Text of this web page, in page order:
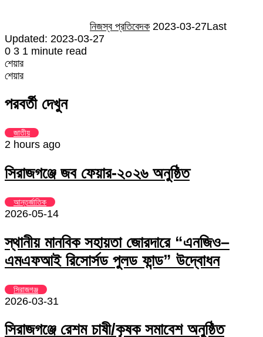
নিজস্ব প্রতিবেদক 2023-03-27Last
Updated: 2023-03-27
0 3 1 minute read
শেয়ার
Facebook
Twitter
LinkedIn
Skype
Messenger
Messenger
WhatsApp
Telegram
Share
Email
প্রিন্ট
শেয়ার
via
Email
পরবর্তী দেখুন
জাতীয়
2 hours ago
সিরাজগঞ্জে জব ফেয়ার-২০২৬ অনুষ্ঠিত
আন্তর্জাতিক
2026-05-14
স্থানীয় মানবিক সহায়তা জোরদারে “এনজিও–
এমএফআই রিসোর্সড পুলড ফান্ড” উদ্বোধন
সিরাজগঞ্জ
2026-03-31
সিরাজগঞ্জে রেশম চাষী/কৃষক সমাবেশ অনুষ্ঠিত